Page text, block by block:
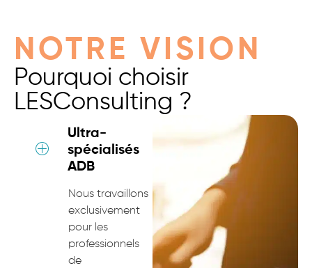
NOTRE VISION
Pourquoi choisir
LESConsulting ?
Ultra-
spécialisés
ADB
Nous travaillons
exclusivement
pour les
professionnels
de